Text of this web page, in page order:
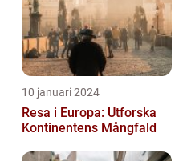
10 januari 2024
Resa i Europa: Utforska
Kontinentens Mångfald